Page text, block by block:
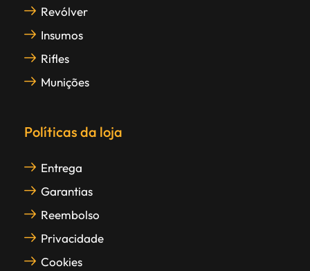
Revólver
Insumos
Rifles
Munições
Políticas da loja
Entrega
Garantias
Reembolso
Privacidade
Cookies